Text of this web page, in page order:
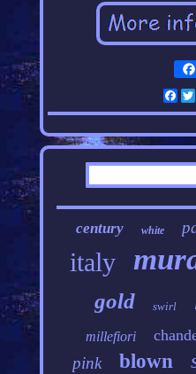
century white
italy
gold swirl
millefiori
pink blown